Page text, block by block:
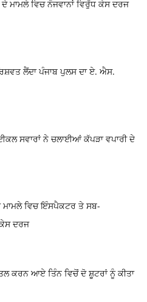
ਮਾਮਲੇ ਵਿਚ ਨੌਜਵਾਨਾਂ ਵਿਰੁੱਧ ਕੇਸ ਦਰਜ
ਲੈਂਦਾ ਪੰਜਾਬ ਪੁਲਸ ਦਾ ਏ. ਐਸ.
ਸਵਾਰਾਂ ਨੇ ਚਲਾਈਆਂ ਕੱਪੜਾ ਵਪਾਰੀ ਦੇ
ਮਾਮਲੇ ਵਿਚ ਇੰਸਪੈਕਟਰ ਤੇ ਸਬ-
ਦਰਜ
ਕਰਨ ਆਏ ਤਿੰਨ ਵਿਚੋਂ ਦੋ ਸ਼ੂਟਰਾਂ ਨੂੰ ਕੀਤਾ